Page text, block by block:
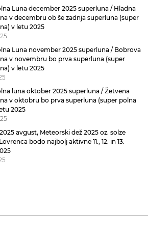
Luna december 2025 superluna / Hladna
v decembru ob še zadnja superluna (super
v letu 2025
Luna november 2025 superluna / Bobrova
v novembru bo prva superluna (super
v letu 2025
luna oktober 2025 superluna / Žetvena
v oktobru bo prva superluna (super polna
2025
avgust, Meteorski dež 2025 oz. solze
bodo najbolj aktivne 11., 12. in 13.